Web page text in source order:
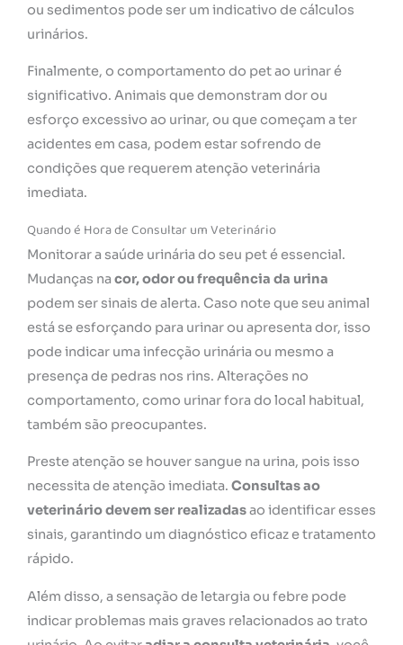
ou sedimentos pode ser um indicativo de cálculos
urinários.
Finalmente, o comportamento do pet ao urinar é
significativo. Animais que demonstram dor ou
esforço excessivo ao urinar, ou que começam a ter
acidentes em casa, podem estar sofrendo de
condições que requerem atenção veterinária
imediata.
Quando é Hora de Consultar um Veterinário
Monitorar a saúde urinária do seu pet é essencial.
Mudanças na cor, odor ou frequência da urina
podem ser sinais de alerta. Caso note que seu animal
está se esforçando para urinar ou apresenta dor, isso
pode indicar uma infecção urinária ou mesmo a
presença de pedras nos rins. Alterações no
comportamento, como urinar fora do local habitual,
também são preocupantes.
Preste atenção se houver sangue na urina, pois isso
necessita de atenção imediata. Consultas ao
veterinário devem ser realizadasao identificar esses
sinais, garantindo um diagnóstico eficaz e tratamento
rápido.
Além disso, a sensação de letargia ou febre pode
indicar problemas mais graves relacionados ao trato